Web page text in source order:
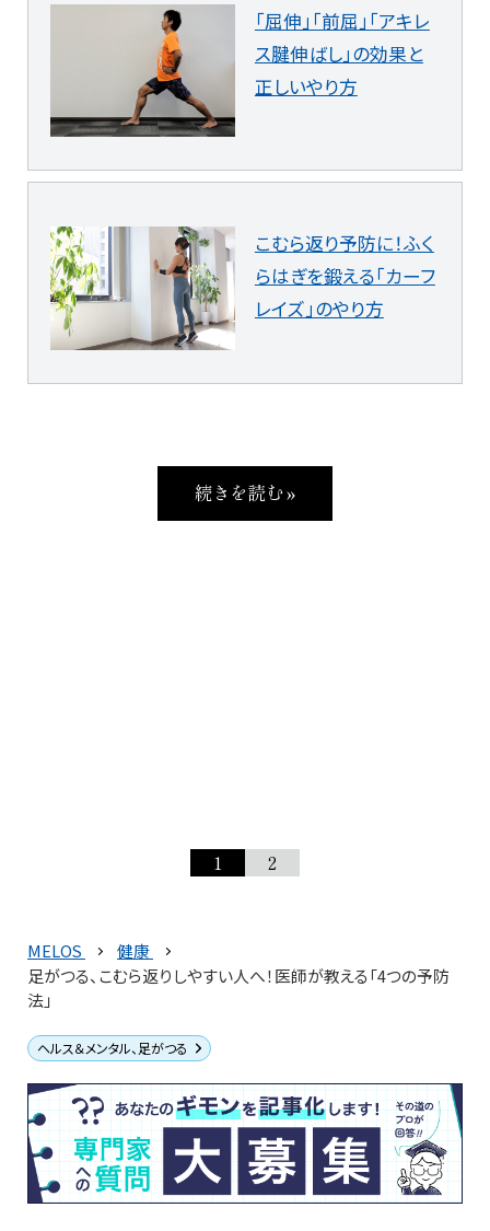
「屈伸」「前屈」「アキレ
ス腱伸ばし」の効果と
正しいやり方
こむら返り予防に！ふく
らはぎを鍛える「カーフ
レイズ」のやり方
続きを読む »
1 2
MELOS
健康
足がつる、こむら返りしやすい人へ！医師が教える「4つの予防
法」
ヘルス＆メンタル、足がつる